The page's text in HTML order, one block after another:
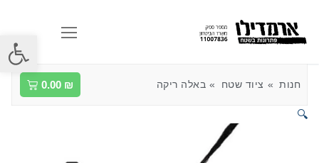
פתח
חנות ציוד שטח באלה ריקה 0.00 ₪
🔍